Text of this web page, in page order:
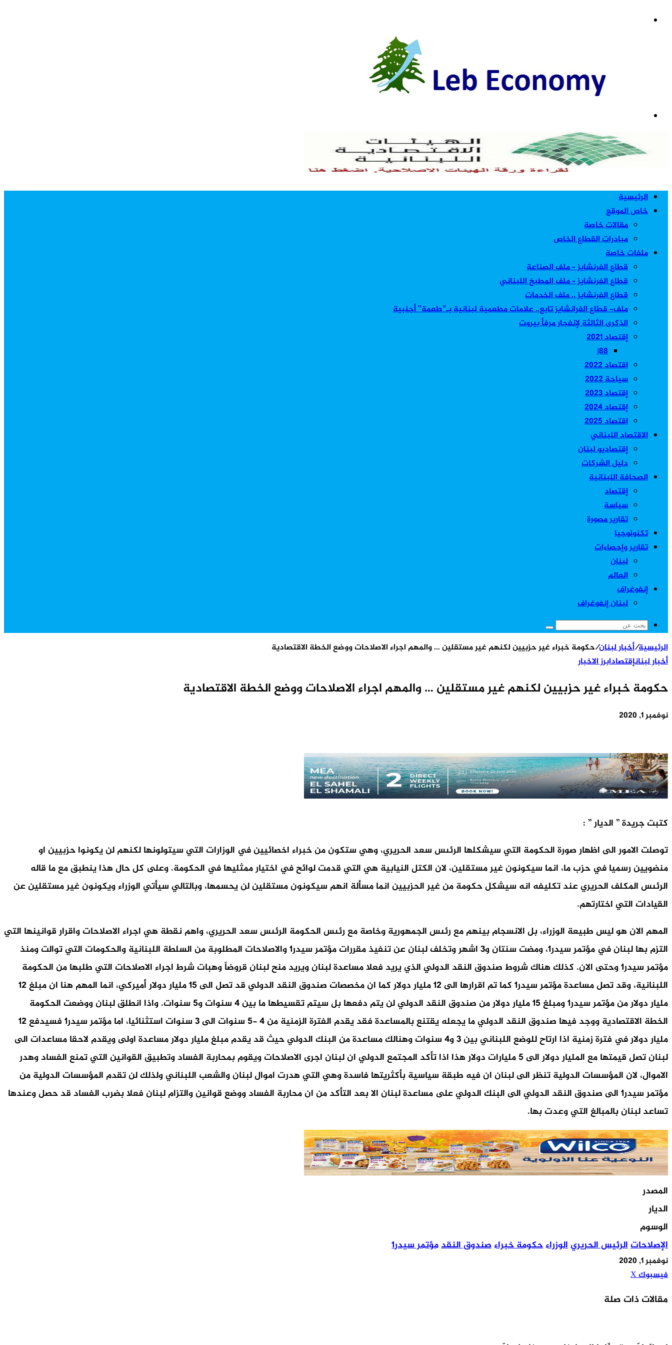
الرئيسية
خاص الموقع
مقالات خاصة
مبادرات القطاع الخاص
ملفات خاصة
قطاع الفرنشايز – ملف الصناعة
قطاع الفرنشايز – ملف المطبخ اللبناني
قطاع الفرنشايز .. ملف الخدمات
ملف- قطاع الفرانشايز تابع.. علامات مطعمية لبنانية بـ”طعمة” أجنبية
الذكرى الثالثة لإنفجار مرفأ بيروت
إقتصاد 2021
j88
اقتصاد 2022
سياحة 2022
إقتصاد 2023
إقتصاد 2024
اقتصاد 2025
الاقتصاد اللبناني
إقتصاديو لبنان
دليل الشركات
الصحافة اللبنانية
إقتصاد
سياسة
تقارير مصورة
تكنولوجيا
تقارير وإحصاءات
لبنان
العالم
إنفوغراف
لبنان إنفوغراف
بحث
الرئيسية/أخبار لبنان/حكومة خبراء غير حزبيين لكنهم غير مستقلين … والمهم اجراء الاصلاحات ووضع الخطة الاقتصادية
أخبار لبنانإقتصادابرز الاخبار
حكومة خبراء غير حزبيين لكنهم غير مستقلين … والمهم اجراء الاصلاحات ووضع الخطة الاقتصادية
نوفمبر 1, 2020
كتبت جريدة ” الديار ” :
توصلت الامور الى اظهار صورة الحكومة التي سيشكلها الرئىس سعد الحريري، وهي ستكون من خبراء اخصائيين في الوزارات التي سيتولونها لكنهم لن يكونوا حزبيين او
منضويين رسميا في حزب ما، انما سيكونون غير مستقلين، لان الكتل النيابية هي التي قدمت لوائح في اختيار ممثليها في الحكومة. وعلى كل حال هذا ينطبق مع ما قاله
الرئىس المكلف الحريري عند تكليفه انه سيشكل حكومة من غير الحزبيين انما مسألة انهم سيكونون مستقلين لن يحسمها، وبالتالي سيأتي الوزراء ويكونون غير مستقلين عن
القيادات التي اختارتهم.
المهم الان هو ليس طبيعة الوزراء، بل الانسجام بينهم مع رئىس الجمهورية وخاصة مع رئىس الحكومة الرئىس سعد الحريري، واهم نقطة هي اجراء الاصلاحات واقرار قوانينها التي
التزم بها لبنان في مؤتمر سيدر1، ومضت سنتان و3 اشهر وتخلف لبنان عن تنفيذ مقررات مؤتمر سيدر1 والاصلاحات المطلوبة من السلطة اللبنانية والحكومات التي توالت ومنذ
مؤتمر سيدر1 وحتى الان. كذلك هناك شروط صندوق النقد الدولي الذي يريد فعلا مساعدة لبنان ويريد منح لبنان قروضاً وهبات شرط اجراء الاصلاحات التي طلبها من الحكومة
اللبنانية، وقد تصل مساعدة مؤتمر سيدر1 كما تم اقرارها الى 12 مليار دولار كما ان مخصصات صندوق النقد الدولي قد تصل الى 15 مليار دولار أميركي، انما المهم هنا ان مبلغ 12
مليار دولار من مؤتمر سيدر1 ومبلغ 15 مليار دولار من صندوق النقد الدولي لن يتم دفعها بل سيتم تقسيطها ما بين 4 سنوات و5 سنوات. واذا انطلق لبنان ووضعت الحكومة
الخطة الاقتصادية ووجد فيها صندوق النقد الدولي ما يجعله يقتنع بالمساعدة فقد يقدم الفترة الزمنية من 4 -5 سنوات الى 3 سنوات استثنائيا، اما مؤتمر سيدر1 فسيدفع 12
مليار دولار في فترة زمنية اذا ارتاح للوضع اللبناني بين 3 و4 سنوات وهنالك مساعدة من البنك الدولي حيث قد يقدم مبلغ مليار دولار مساعدة اولى ويقدم لاحقا مساعدات الى
لبنان تصل قيمتها مع المليار دولار الى 5 مليارات دولار هذا اذا تأكد المجتمع الدولي ان لبنان اجرى الاصلاحات ويقوم بمحاربة الفساد وتطبيق القوانين التي تمنع الفساد وهدر
الاموال، لان المؤسسات الدولية تنظر الى لبنان ان فيه طبقة سياسية بأكثريتها فاسدة وهي التي هدرت اموال لبنان والشعب اللبناني ولذلك لن تقدم المؤسسات الدولية من
مؤتمر سيدر1 الى صندوق النقد الدولي الى البنك الدولي على مساعدة لبنان الا بعد التأكد من ان محاربة الفساد ووضع قوانين والتزام لبنان فعلا بضرب الفساد قد حصل وعندها
تساعد لبنان بالمبالغ التي وعدت بها.
المصدر
الديار
الوسوم
الإصلاحاتالرئيس الحريريالوزراءحكومة خبراءصندوق النقدمؤتمر سيدر1
نوفمبر 1, 2020
فيسبوكXلينكدإن
بينتيريست
مشاركة
البريد
طباعة
مقالات ذات صلة